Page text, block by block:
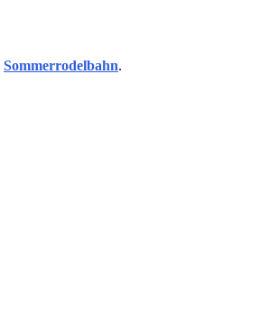
Sommerrodelbahn.